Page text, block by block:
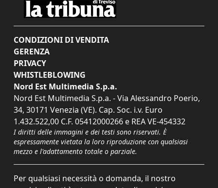
CONDIZIONI DI VENDITA
GERENZA
PRIVACY
WHISTLEBLOWING
Nord Est Multimedia S.p.a.
Nord Est Multimedia S.p.a. - Via Alessandro Poerio,
34, 30171 Venezia (VE). Cap. Soc. i.v. Euro
1.432.522,00 C.F. 05412000266 e REA VE-454332
I diritti delle immagini e dei testi sono riservati. È
espressamente vietata la loro riproduzione con qualsiasi
mezzo e l'adattamento totale o parziale.
Per qualsiasi necessità o domanda, il nostro